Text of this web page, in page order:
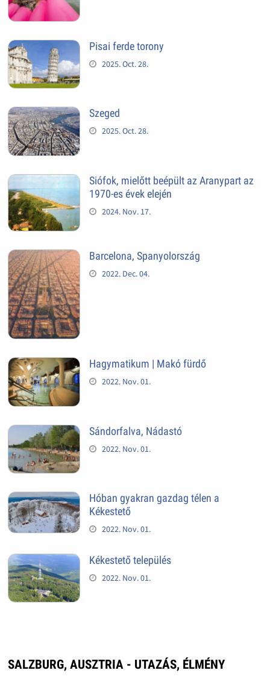
Pisai ferde torony
2025. Oct. 28.
Szeged
2025. Oct. 28.
Siófok, mielőtt beépült az Aranypart az
1970-es évek elején
2024. Nov. 17.
Barcelona, Spanyolország
2022. Dec. 04.
Hagymatikum | Makó fürdő
2022. Nov. 01.
Sándorfalva, Nádastó
2022. Nov. 01.
Hóban gyakran gazdag télen a
Kékestető
2022. Nov. 01.
Kékestető település
2022. Nov. 01.
SALZBURG, AUSZTRIA - UTAZÁS, ÉLMÉNY